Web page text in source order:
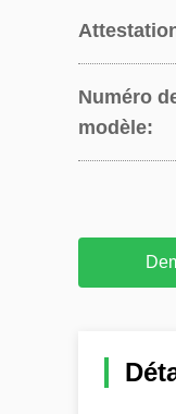
Numéro
modèle: